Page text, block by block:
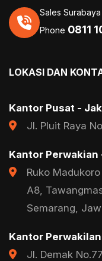
Sales Surabaya
Phone 0811
LOKASI DAN
Kantor Pusat -
Jl. Pluit Raya
Kantor Perwakian
Ruko
A8,
Semarang,
Kantor
Jl. Demak